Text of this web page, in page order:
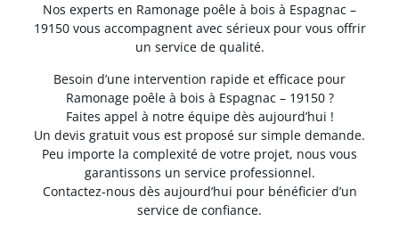
Nos experts en Ramonage poêle à bois à Espagnac –
19150 vous accompagnent avec sérieux pour vous offrir
un service de qualité.
Besoin d’une intervention rapide et efficace pour
Ramonage poêle à bois à Espagnac – 19150 ?
Faites appel à notre équipe dès aujourd’hui !
Un devis gratuit vous est proposé sur simple demande.
Peu importe la complexité de votre projet, nous vous
garantissons un service professionnel.
Contactez-nous dès aujourd’hui pour bénéficier d’un
service de confiance.